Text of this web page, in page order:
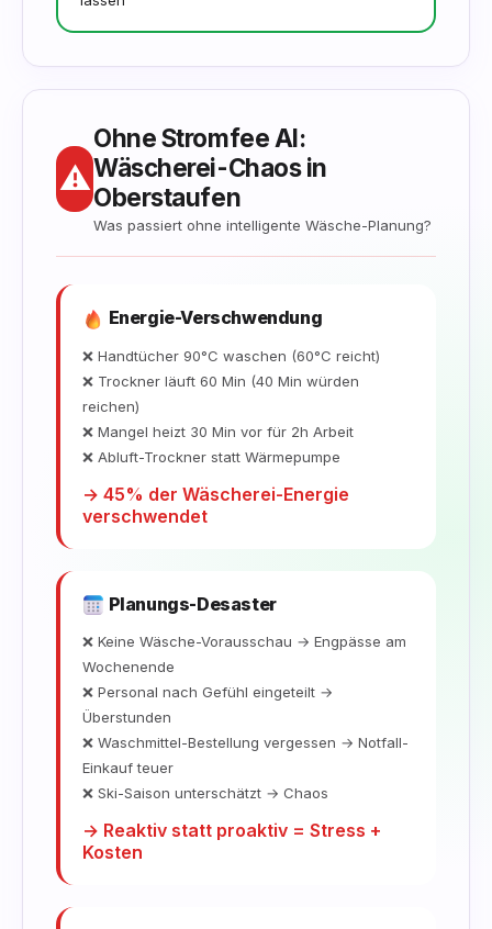
⚠️
Ohne Stromfee AI:
Wäscherei-Chaos in
Oberstaufen
Was passiert ohne intelligente Wäsche-Planung?
Energie-Verschwendung
❌ Handtücher 90°C waschen (60°C reicht)
❌ Trockner läuft 60 Min (40 Min würden
reichen)
❌ Mangel heizt 30 Min vor für 2h Arbeit
❌ Abluft-Trockner statt Wärmepumpe
→ 45% der Wäscherei-Energie
verschwendet
Planungs-Desaster
❌ Keine Wäsche-Vorausschau → Engpässe am
Wochenende
❌ Personal nach Gefühl eingeteilt →
Überstunden
❌ Waschmittel-Bestellung vergessen → Notfall-
Einkauf teuer
❌ Ski-Saison unterschätzt → Chaos
→ Reaktiv statt proaktiv = Stress +
Kosten